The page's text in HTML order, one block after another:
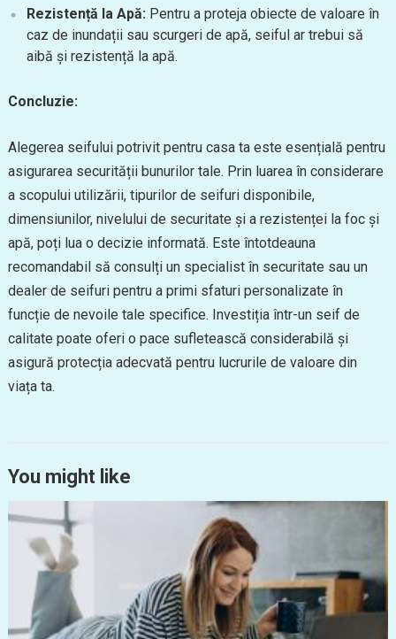
Rezistență la Apă: Pentru a proteja obiecte de valoare în
caz de inundații sau scurgeri de apă, seiful ar trebui să
aibă și rezistență la apă.
Concluzie:
Alegerea seifului potrivit pentru casa ta este esențială pentru
asigurarea securității bunurilor tale. Prin luarea în considerare
a scopului utilizării, tipurilor de seifuri disponibile,
dimensiunilor, nivelului de securitate și a rezistenței la foc și
apă, poți lua o decizie informată. Este întotdeauna
recomandabil să consulți un specialist în securitate sau un
dealer de seifuri pentru a primi sfaturi personalizate în
funcție de nevoile tale specifice. Investiția într-un seif de
calitate poate oferi o pace sufletească considerabilă și
asigură protecția adecvată pentru lucrurile de valoare din
viața ta.
You might like